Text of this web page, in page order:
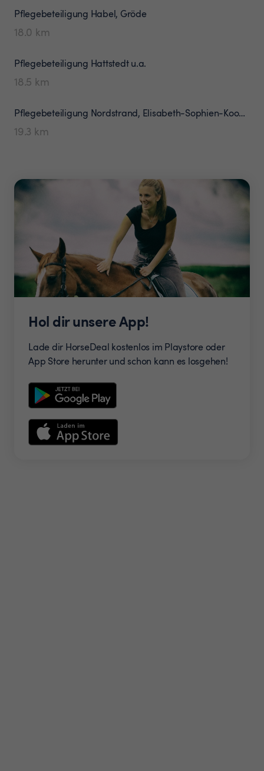
Pflegebeteiligung Habel, Gröde
18.0 km
Pflegebeteiligung Hattstedt u.a.
18.5 km
Pflegebeteiligung Nordstrand, Elisabeth-Sophien-Koog, Südfall
19.3 km
Hol dir unsere App!
Lade dir HorseDeal kostenlos im Playstore oder
App Store herunter und schon kann es losgehen!